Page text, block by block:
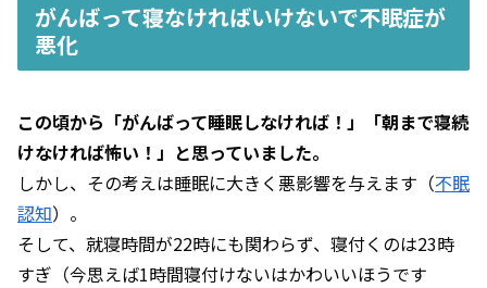
がんばって寝なければいけないで不眠症が
悪化
この頃から「がんばって睡眠しなければ！」「朝まで寝続
けなければ怖い！」と思っていました。
しかし、その考えは睡眠に大きく悪影響を与えます（不眠
認知）。
そして、就寝時間が22時にも関わらず、寝付くのは23時
すぎ（今思えば1時間寝付けないはかわいいほうです